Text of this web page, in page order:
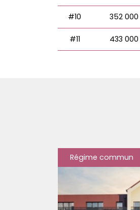
#10 352
#11 433
Régime commun